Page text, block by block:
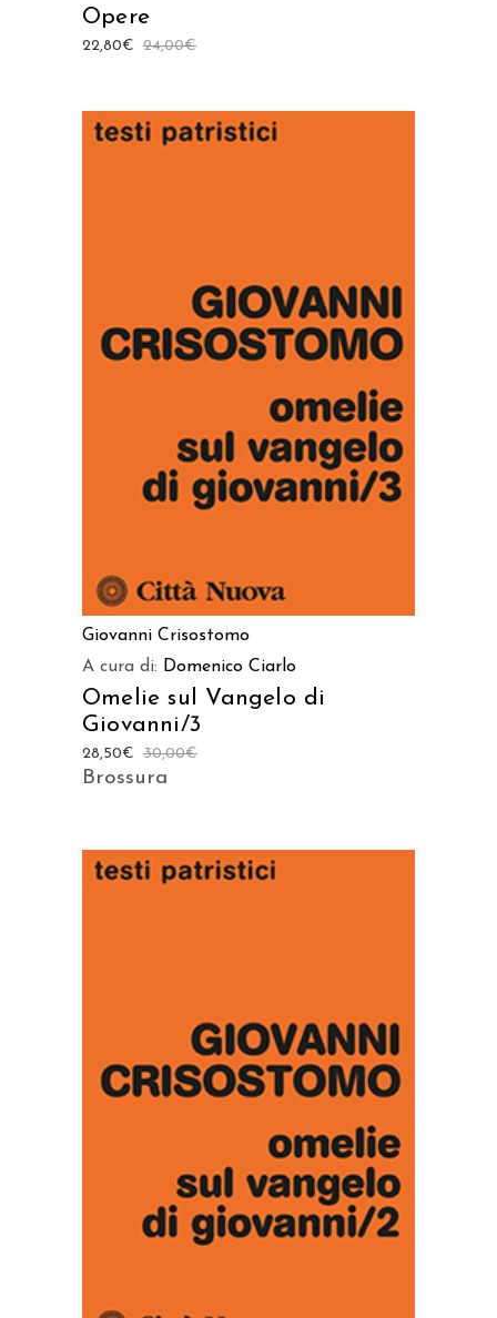
Opere
24,00€
22,80€
AGGIUNGI AL CARRELLO
Giovanni Crisostomo
A cura di: Domenico Ciarlo
Omelie sul Vangelo di
Giovanni/3
30,00€
28,50€
Brossura
AGGIUNGI AL CARRELLO